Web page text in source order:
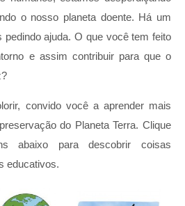
o nosso planeta doente. Há um
ajuda. O que você tem feito
e assim contribuir para que o
convido você a aprender mais
do Planeta Terra. Clique
abaixo para descobrir coisas
educativos.